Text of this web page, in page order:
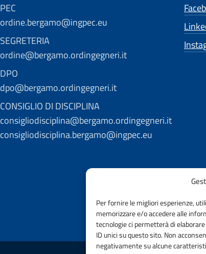
Per fornire le migliori esperienze,
memorizzare e/o accedere alle
tecnologie ci permetterà di
ID unici su questo sito. Non
negativamente su alcune
PEC
ordine.bergamo@ingpec.eu
SEGRETERIA
ordine@bergamo.ordingegneri.it
DPO
dpo@bergamo.ordingegneri.it
CONSIGLIO DI DISCIPLINA
consigliodisciplina@bergamo.ordingegneri.it
consigliodisciplina.bergamo@ingpec.eu